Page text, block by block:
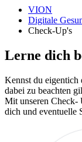
VION
Digitale
Check-Up's
Lerne dich
Kennst du eigentich
dabei zu beachten
Mit unseren Check-
dich und eventuelle